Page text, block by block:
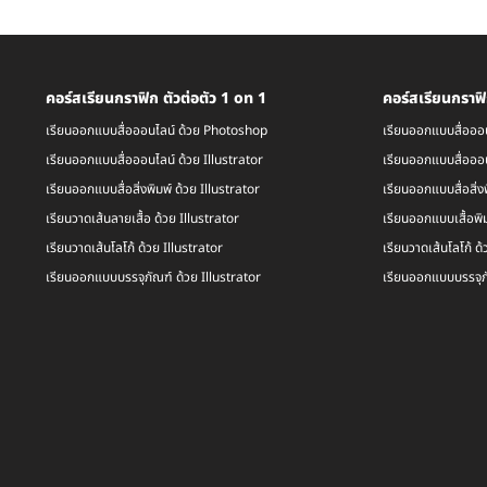
คอร์สเรียนกราฟิก ตัวต่อตัว 1 on 1
เรียนออกแบบสื่อออนไลน์ ด้วย Photoshop
เรียนออกแบบสื่อออนไลน์ ด้วย Illustrator
เรียนออกแบบสื่อสิ่งพิมพ์ ด้วย Illustrator
เรียนวาดเส้นลายเสื้อ ด้วย Illustrator
เรียนวาดเส้นโลโก้ ด้วย Illustrator
เรียนออกแบบบรรจุภัณฑ์ ด้วย Illustrator
คอร์สเรียนกรา
เรียนออกแบบสื่ออ
เรียนออกแบบสื่ออ
เรียนออกแบบสื่อสิ่
เรียนออกแบบเสื้อ
เรียนวาดเส้นโลโก้
เรียนออกแบบบร